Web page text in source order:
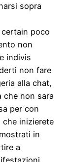
sopra
poco
non
indivis
non fare
alla chat,
che non sara
per con
che inizierete
in
a